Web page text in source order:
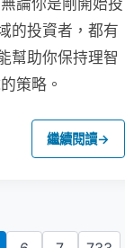
的投資者，都有
幫助你保持理智
策略。
繼續閱讀→